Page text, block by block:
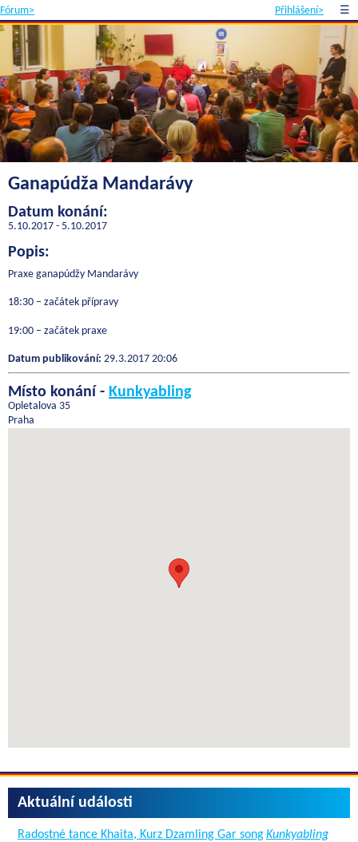
Fórum> Přihlášení> ☰
Ganapúdža Mandarávy
Datum konání:
5.10.2017 - 5.10.2017
Popis:
Praxe ganapúdžy Mandarávy
18:30 – začátek přípravy
19:00 – začátek praxe
Datum publikování: 29.3.2017 20:06
Místo konání - Kunkyabling
Opletalova 35
Praha
Aktuální události
Radostné tance Khaita, Kurz Dzamling Gar songKunkyabling